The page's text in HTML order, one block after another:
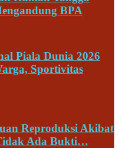
BPA
Piala Dunia 2026
Sportivitas
Reproduksi Akibat
Ada Bukti…